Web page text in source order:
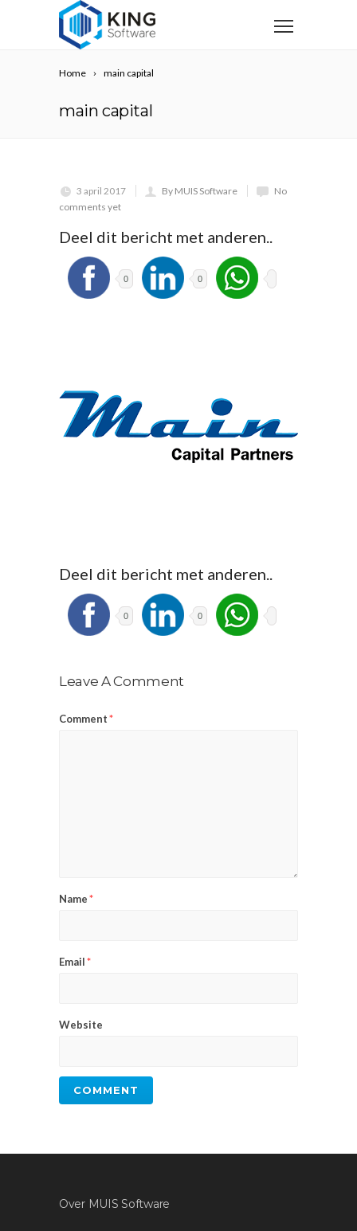
Home main capital
main capital
3 april 2017 By MUIS Software
No
comments yet
Deel dit bericht met anderen..
0 0
Deel dit bericht met anderen..
0 0
Leave A Comment
Comment*
Name*
Email*
Website
Over MUIS Software